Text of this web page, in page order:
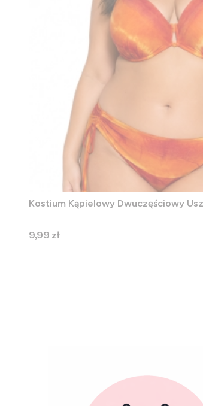
Kostium Kąpielowy Dwuczęściowy
Cena
9,99 zł